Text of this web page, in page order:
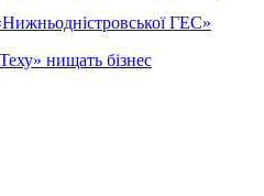
ГЕС»
нищать бізнес